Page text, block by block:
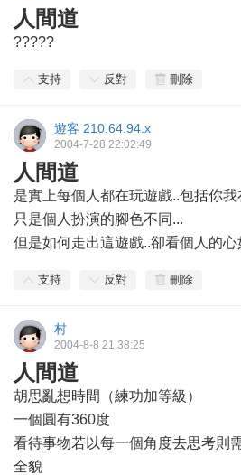
人間道
?????
支持 反對 刪除
遊客 210.64.94.x
2004-7-28 22:02:49
人間道
是實上每個人都在玩遊戲..包括你我
只是個人扮演的腳色不同...
但是如何走出這遊戲..卻看個人的
支持 反對 刪除
村
2004-8-8 21:38:25
人間道
胡思亂想時間（練功加等級）
一個圓有360度
看待事物若以每一個角度去思考則
全貌